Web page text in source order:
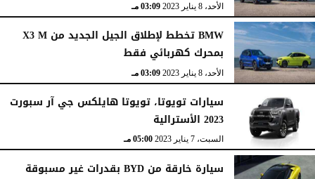
الأحد، 8 يناير 2023 03:09 مـ
BMW تخطط لإطلاق الجيل الجديد من X3 M
بمحرك كهربائي فقط
الأحد، 8 يناير 2023 03:09 مـ
سيارات تويوتا، تويوتا هايلكس جي آر سبورت
2023 الأسترالية
السبت، 7 يناير 2023 05:00 مـ
سيارة خارقة من BYD بقدرات غير مسبوقة